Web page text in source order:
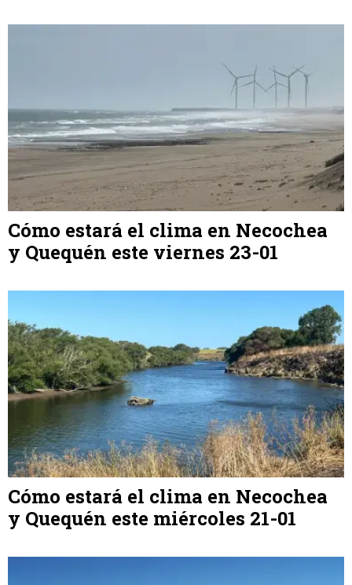
Cómo estará el clima en Necochea
y Quequén este viernes 23-01
Cómo estará el clima en Necochea
y Quequén este miércoles 21-01